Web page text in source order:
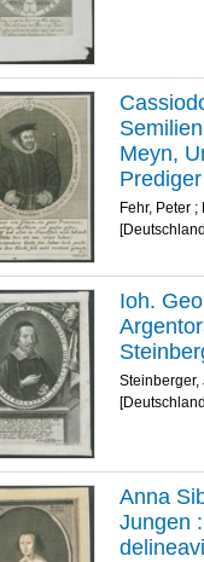
Meyn,
In
Mart: /
Fehr, Peter ;
Ioh.
Anna
Jungen